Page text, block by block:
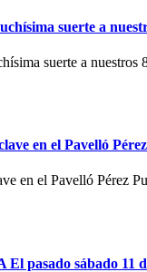
suerte a
suerte a
en el Pavelló
en el Pavelló Pérez
pasado sábado 11